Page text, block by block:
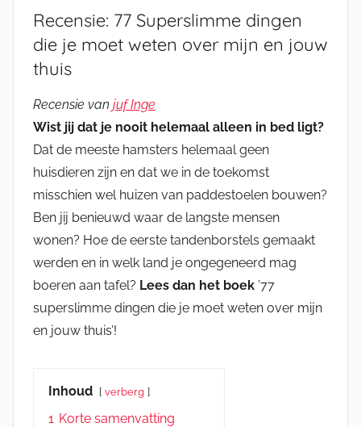
Recensie: 77 Superslimme dingen
die je moet weten over mijn en jouw
thuis
Recensie van juf Inge
Wist jij dat je nooit helemaal alleen in bed ligt?
Dat de meeste hamsters helemaal geen
huisdieren zijn en dat we in de toekomst
misschien wel huizen van paddestoelen bouwen?
Ben jij benieuwd waar de langste mensen
wonen? Hoe de eerste tandenborstels gemaakt
werden en in welk land je ongegeneerd mag
boeren aan tafel? Lees dan het boek ’77
superslimme dingen die je moet weten over mijn
en jouw thuis’!
Inhoud verberg
1 Korte samenvatting